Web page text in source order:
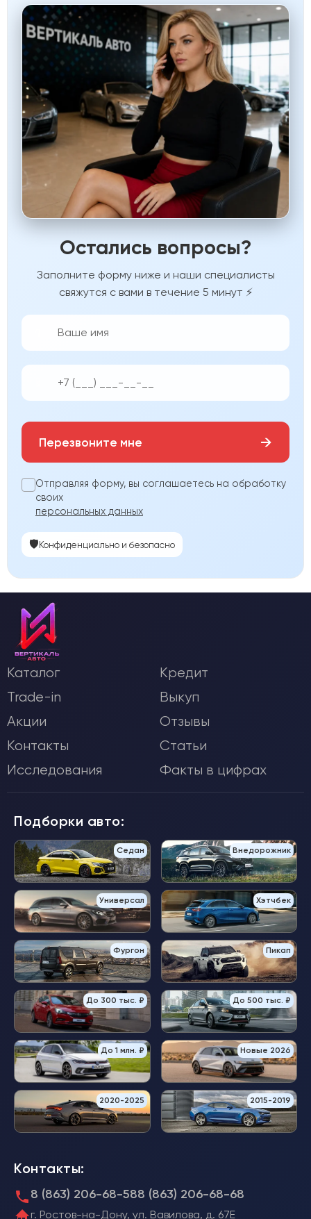
Остались вопросы?
Заполните форму ниже и наши специалисты
свяжутся с вами в течение 5 минут ⚡
Перезвоните мне →
Отправляя форму, вы соглашаетесь на обработку
своих
персональных данных
🛡️Конфиденциально и безопасно
Каталог
Кредит
Trade-in
Выкуп
Акции
Отзывы
Контакты
Статьи
Исследования
Факты в цифрах
Подборки авто:
Седан Внедорожник
Универсал Хэтчбек
Фургон Пикап
До 300 тыс. ₽ До 500 тыс. ₽
До 1 млн. ₽ Новые 2026
2020-2025 2015-2019
Контакты:
8 (863) 206-68-588 (863) 206-68-68
г. Ростов-на-Дону, ул. Вавилова, д. 67Е